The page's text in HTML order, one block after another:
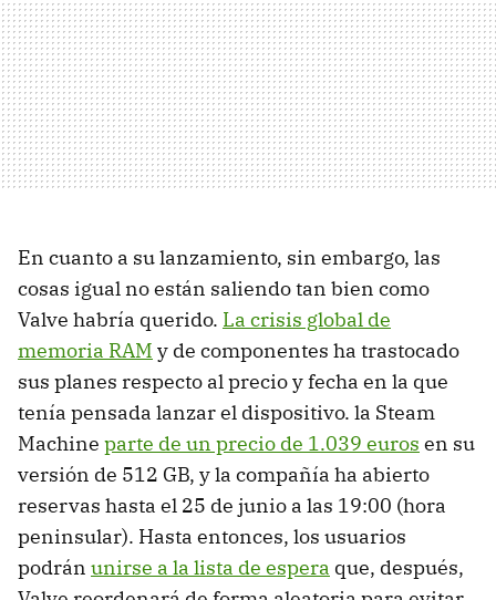
En cuanto a su lanzamiento, sin embargo, las
cosas igual no están saliendo tan bien como
Valve habría querido. La crisis global de
memoria RAM y de componentes ha trastocado
sus planes respecto al precio y fecha en la que
tenía pensada lanzar el dispositivo. la Steam
Machine parte de un precio de 1.039 euros en su
versión de 512 GB, y la compañía ha abierto
reservas hasta el 25 de junio a las 19:00 (hora
peninsular). Hasta entonces, los usuarios
podrán unirse a la lista de espera que, después,